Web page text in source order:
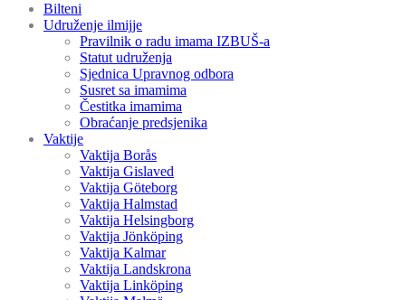
Bilteni
Udruženje ilmijje
Pravilnik o radu imama IZBUŠ-a
Statut udruženja
Sjednica Upravnog odbora
Susret sa imamima
Čestitka imamima
Obraćanje predsjenika
Vaktije
Vaktija Borås
Vaktija Gislaved
Vaktija Göteborg
Vaktija Halmstad
Vaktija Helsingborg
Vaktija Jönköping
Vaktija Kalmar
Vaktija Landskrona
Vaktija Linköping